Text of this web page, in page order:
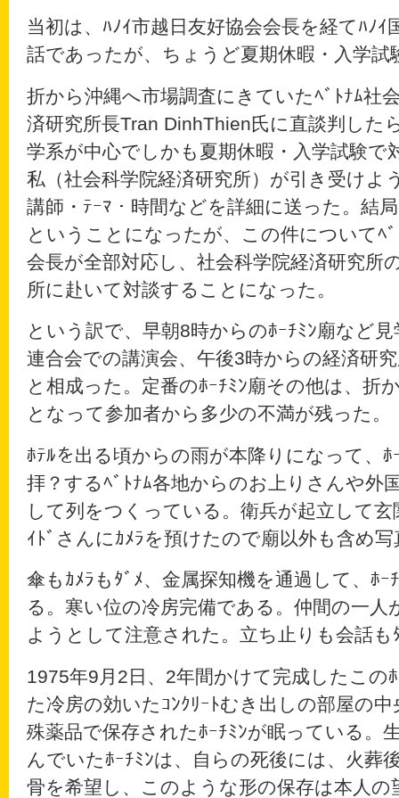
当初は、ﾊﾉｲ市越日友好協会会長を経てﾊﾉ
話であったが、ちょうど夏期休暇・入学試
折から沖縄へ市場調査にきていたﾍﾞﾄﾅﾑ社
済研究所長Tran DinhThien氏に直談判した
学系が中心でしかも夏期休暇・入学試験で
私（社会科学院経済研究所）が引き受けよ
講師・ﾃｰﾏ・時間などを詳細に送った。結
ということになったが、この件についてﾍ
会長が全部対応し、社会科学院経済研究所
所に赴いて対談することになった。
という訳で、早朝8時からのﾎｰﾁﾐﾝ廟など
連合会での講演会、午後3時からの経済研
と相成った。定番のﾎｰﾁﾐﾝ廟その他は、折
となって参加者から多少の不満が残った。
ﾎﾃﾙを出る頃からの雨が本降りになって、
拝？するﾍﾞﾄﾅﾑ各地からのお上りさんや外
して列をつくっている。衛兵が起立して
ｲﾄﾞさんにｶﾒﾗを預けたので廟以外も含め
傘もｶﾒﾗもﾀﾞﾒ、金属探知機を通過して、ﾎ
る。寒い位の冷房完備である。仲間の一
ようとして注意された。立ち止りも会話も
1975年9月2日、2年間かけて完成したこの
た冷房の効いたｺﾝｸﾘｰﾄむき出しの部屋の中
殊薬品で保存されたﾎｰﾁﾐﾝが眠っている。
んでいたﾎｰﾁﾐﾝは、自らの死後には、火葬
骨を希望し、このような形の保存は本人